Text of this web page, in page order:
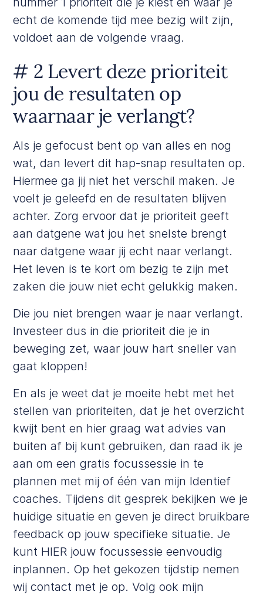
echt de komende tijd mee bezig wilt zijn,
voldoet aan de volgende vraag.
# 2 Levert deze prioriteit
jou de resultaten op
waarnaar je verlangt?
Als je gefocust bent op van alles en nog
wat, dan levert dit hap-snap resultaten op.
Hiermee ga jij niet het verschil maken. Je
voelt je geleefd en de resultaten blijven
achter. Zorg ervoor dat je prioriteit geeft
aan datgene wat jou het snelste brengt
naar datgene waar jij echt naar verlangt.
Het leven is te kort om bezig te zijn met
zaken die jouw niet echt gelukkig maken.
Die jou niet brengen waar je naar verlangt.
Investeer dus in die prioriteit die je in
beweging zet, waar jouw hart sneller van
gaat kloppen!
En als je weet dat je moeite hebt met het
stellen van prioriteiten, dat je het overzicht
kwijt bent en hier graag wat advies van
buiten af bij kunt gebruiken, dan raad ik je
aan om een gratis focussessie in te
plannen met mij of één van mijn Identief
coaches. Tijdens dit gesprek bekijken we je
huidige situatie en geven je direct bruikbare
feedback op jouw specifieke situatie. Je
kunt HIER jouw focussessie eenvoudig
inplannen. Op het gekozen tijdstip nemen
wij contact met je op. Volg ook mijn